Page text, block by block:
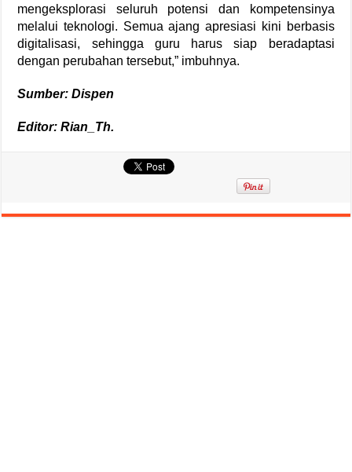
mengeksplorasi seluruh potensi dan kompetensinya
melalui teknologi. Semua ajang apresiasi kini berbasis
digitalisasi, sehingga guru harus siap beradaptasi
dengan perubahan tersebut,” imbuhnya.
Sumber: Dispen
Editor: Rian_Th.